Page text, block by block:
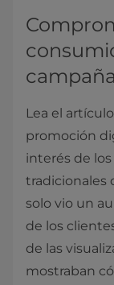
Lea el
promoción
interés de
tradicionales
solo vio un
de los
de las
mostraban